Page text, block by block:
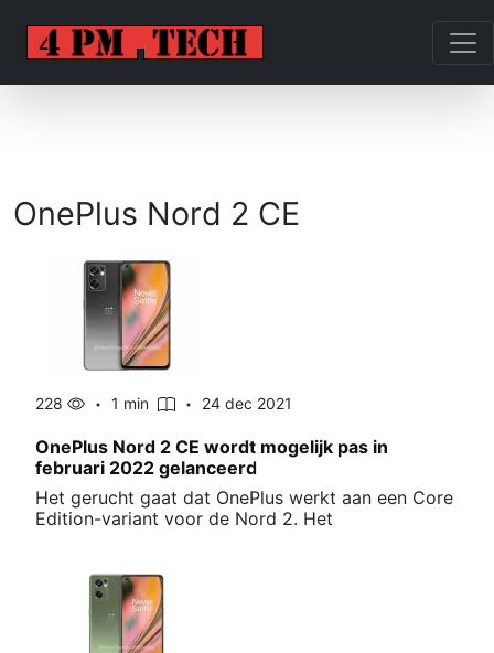
OnePlus Nord 2 CE
228 1 min 24 dec 2021
OnePlus Nord 2 CE wordt mogelijk pas in
februari 2022 gelanceerd
Het gerucht gaat dat OnePlus werkt aan een Core
Edition-variant voor de Nord 2. Het